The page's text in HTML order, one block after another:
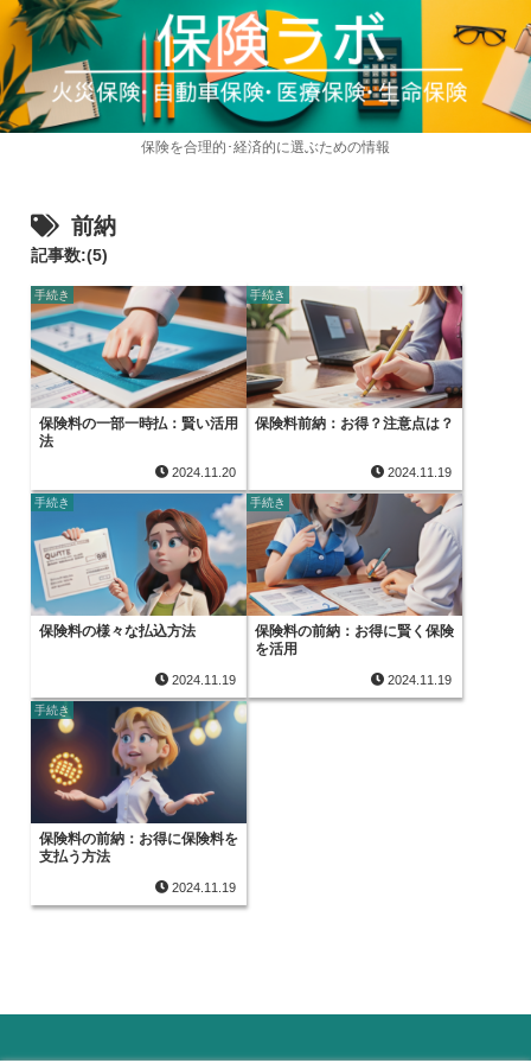
保険を合理的･経済的に選ぶための情報
前納
記事数:(5)
手続き
保険料の一部一時払：賢い活用
法
2024.11.20
手続き
保険料前納：お得？注意点は？
2024.11.19
手続き
保険料の様々な払込方法
2024.11.19
手続き
保険料の前納：お得に賢く保険
を活用
2024.11.19
手続き
保険料の前納：お得に保険料を
支払う方法
2024.11.19